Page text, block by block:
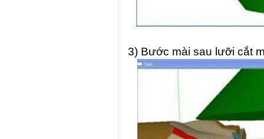
3) Bước mài sau lưỡi cắt